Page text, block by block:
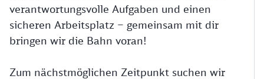
verantwortungsvolle Aufgaben und einen
sicheren Arbeitsplatz – gemeinsam mit dir
bringen wir die Bahn voran!
Zum nächstmöglichen Zeitpunkt suchen wir